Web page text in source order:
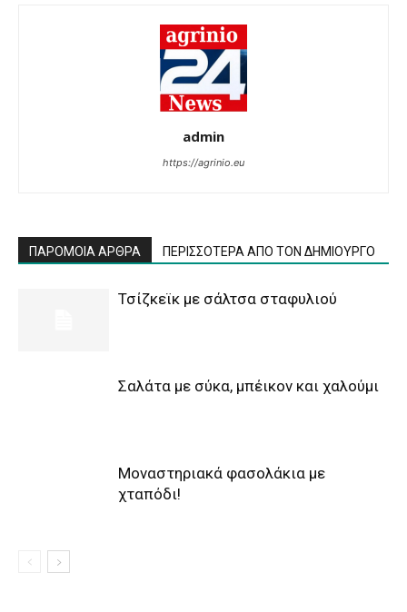
admin
https://agrinio.eu
ΠΑΡΟΜΟΙΑ ΑΡΘΡΑ ΠΕΡΙΣΣΟΤΕΡΑ ΑΠΟ ΤΟΝ ΔΗΜΙΟΥΡΓΟ
Τσίζκεϊκ με σάλτσα σταφυλιού
Σαλάτα με σύκα, μπέικον και χαλούμι
Μοναστηριακά φασολάκια με
χταπόδι!